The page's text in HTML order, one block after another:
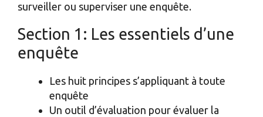
surveiller ou superviser une enquête.
Section 1: Les essentiels d’une
enquête
Les huit principes s’appliquant à toute
enquête
Un outil d’évaluation pour évaluer la